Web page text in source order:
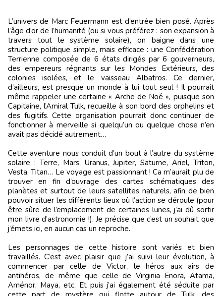
L’univers de Marc Feuermann est d’entrée bien posé. Après
l’âge d’or de l’humanité (ou si vous préférez : son expansion à
travers tout le système solaire), on baigne dans une
structure politique simple, mais efficace : une Confédération
Terrienne composée de 6 états dirigés par 6 gouverneurs,
des empereurs régnants sur les Mondes Extérieurs, des
colonies isolées, et le vaisseau Albatros. Ce dernier,
d’ailleurs, est presque un monde à lui tout seul ! Il pourrait
même rappeler une certaine « Arche de Noé », puisque son
Capitaine, l’Amiral Tulk, recueille à son bord des orphelins et
des fugitifs. Cette organisation pourrait donc continuer de
fonctionner à merveille si quelqu’un ou quelque chose n’en
avait pas décidé autrement…
Cette aventure nous conduit d’un bout à l’autre du système
solaire : Terre, Mars, Uranus, Jupiter, Saturne, Ariel, Triton,
Vesta, Titan… Le voyage est passionnant ! Ca m’aurait plu de
trouver en fin d’ouvrage des cartes schématiques des
planètes et surtout de leurs satellites naturels, afin de bien
pouvoir situer les différents lieux où l’action se déroule (pour
être sûre de l’emplacement de certaines lunes, j’ai dû sortir
mon livre d’astronomie !). Je précise que c’est un souhait que
j’émets ici, en aucun cas un reproche.
Les personnages de cette histoire sont variés et bien
travaillés. C’est avec plaisir que j’ai suivi leur évolution, à
commencer par celle de Victor, le héros aux airs de
antihéros, de même que celle de Virginia Enora, Atama,
Aménor, Maya, etc. Et puis j’ai également été séduite par